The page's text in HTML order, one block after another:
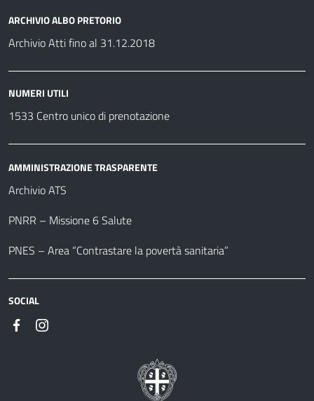
ARCHIVIO ALBO PRETORIO
Archivio Atti fino al 31.12.2018
NUMERI UTILI
1533 Centro unico di prenotazione
AMMINISTRAZIONE TRASPARENTE
Archivio ATS
PNRR – Missione 6 Salute
PNES – Area “Contrastare la povertà sanitaria”
SOCIAL